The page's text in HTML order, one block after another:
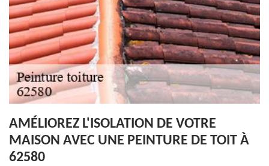
AMÉLIOREZ L'ISOLATION DE VOTRE
MAISON AVEC UNE PEINTURE DE TOIT À
62580